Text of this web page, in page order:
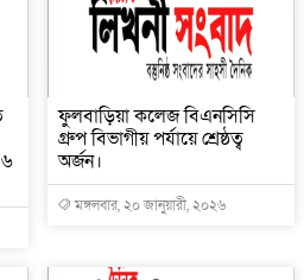
ফুলবাড়িয়া কলেজ বিএনসিসি
গ্রুপ বিভাগীয় পর্যায়ে শ্রেষ্ঠত্ব
অর্জন।
মঙ্গলবার, ২০ জানুয়ারী, ২০২৬